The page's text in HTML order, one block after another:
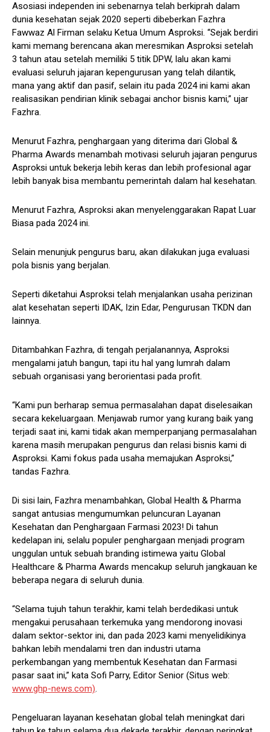
Asosiasi independen ini sebenarnya telah berkiprah dalam
dunia kesehatan sejak 2020 seperti dibeberkan Fazhra
Fawwaz Al Firman selaku Ketua Umum Asproksi. “Sejak berdiri
kami memang berencana akan meresmikan Asproksi setelah
3 tahun atau setelah memiliki 5 titik DPW, lalu akan kami
evaluasi seluruh jajaran kepengurusan yang telah dilantik,
mana yang aktif dan pasif, selain itu pada 2024 ini kami akan
realisasikan pendirian klinik sebagai anchor bisnis kami,” ujar
Fazhra.
Menurut Fazhra, penghargaan yang diterima dari Global &
Pharma Awards menambah motivasi seluruh jajaran pengurus
Asproksi untuk bekerja lebih keras dan lebih profesional agar
lebih banyak bisa membantu pemerintah dalam hal kesehatan.
Menurut Fazhra, Asproksi akan menyelenggarakan Rapat Luar
Biasa pada 2024 ini.
Selain menunjuk pengurus baru, akan dilakukan juga evaluasi
pola bisnis yang berjalan.
Seperti diketahui Asproksi telah menjalankan usaha perizinan
alat kesehatan seperti IDAK, Izin Edar, Pengurusan TKDN dan
lainnya.
Ditambahkan Fazhra, di tengah perjalanannya, Asproksi
mengalami jatuh bangun, tapi itu hal yang lumrah dalam
sebuah organisasi yang berorientasi pada profit.
“Kami pun berharap semua permasalahan dapat diselesaikan
secara kekeluargaan. Menjawab rumor yang kurang baik yang
terjadi saat ini, kami tidak akan memperpanjang permasalahan
karena masih merupakan pengurus dan relasi bisnis kami di
Asproksi. Kami fokus pada usaha memajukan Asproksi,”
tandas Fazhra.
Di sisi lain, Fazhra menambahkan, Global Health & Pharma
sangat antusias mengumumkan peluncuran Layanan
Kesehatan dan Penghargaan Farmasi 2023! Di tahun
kedelapan ini, selalu populer penghargaan menjadi program
unggulan untuk sebuah branding istimewa yaitu Global
Healthcare & Pharma Awards mencakup seluruh jangkauan ke
beberapa negara di seluruh dunia.
“Selama tujuh tahun terakhir, kami telah berdedikasi untuk
mengakui perusahaan terkemuka yang mendorong inovasi
dalam sektor-sektor ini, dan pada 2023 kami menyelidikinya
bahkan lebih mendalami tren dan industri utama
perkembangan yang membentuk Kesehatan dan Farmasi
pasar saat ini,” kata Sofi Parry, Editor Senior (Situs web:
www.ghp-news.com).
Pengeluaran layanan kesehatan global telah meningkat dari